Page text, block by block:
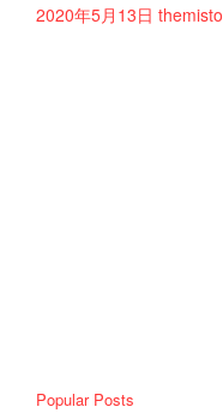
2020年5月13日 themisto
Popular Posts